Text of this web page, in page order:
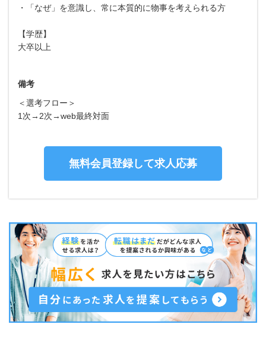
・「なぜ」を意識し、常に本質的に物事を考えられる方
【学歴】
大卒以上
備考
＜選考フロー＞
1次→2次→web最終対面
無料会員登録して求人応募